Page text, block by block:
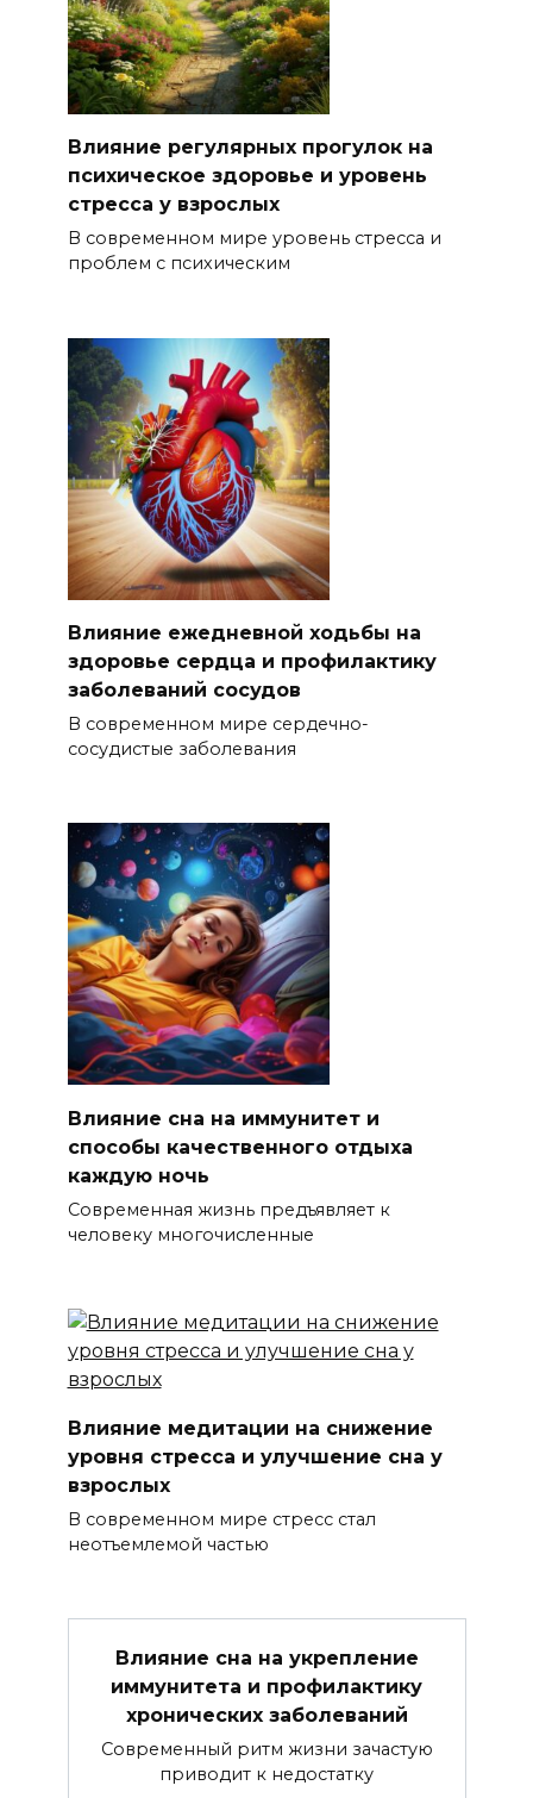
Влияние регулярных прогулок на
психическое здоровье и уровень
стресса у взрослых
В современном мире уровень стресса и
проблем с психическим
Влияние ежедневной ходьбы на
здоровье сердца и профилактику
заболеваний сосудов
В современном мире сердечно-
сосудистые заболевания
Влияние сна на иммунитет и
способы качественного отдыха
каждую ночь
Современная жизнь предъявляет к
человеку многочисленные
Влияние медитации на снижение
уровня стресса и улучшение сна у
взрослых
В современном мире стресс стал
неотъемлемой частью
Влияние сна на укрепление
иммунитета и профилактику
хронических заболеваний
Современный ритм жизни зачастую
приводит к недостатку